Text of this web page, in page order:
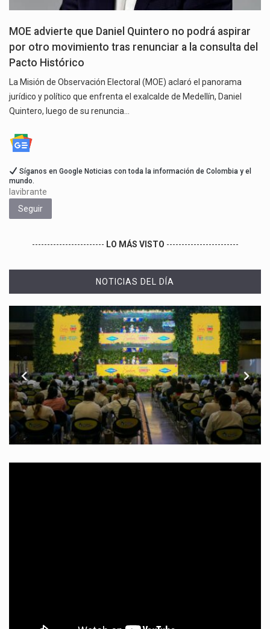
MOE advierte que Daniel Quintero no podrá aspirar
por otro movimiento tras renunciar a la consulta del
Pacto Histórico
La Misión de Observación Electoral (MOE) aclaró el panorama
jurídico y político que enfrenta el exalcalde de Medellín, Daniel
Quintero, luego de su renuncia…
Síganos en Google Noticias con toda la información de Colombia y el
mundo.
lavibrante
Seguir
------------------------ LO MÁS VISTO ------------------------
NOTICIAS DEL DÍA